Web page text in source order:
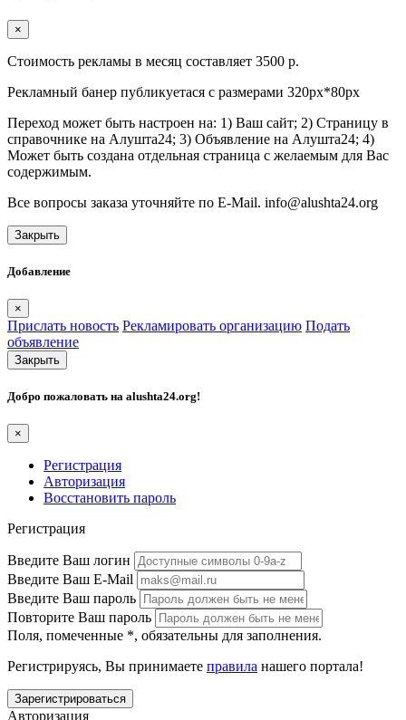
×
Стоимость рекламы в месяц составляет 3500 р.
Рекламный банер публикуетася с размерами 320px*80px
Переход может быть настроен на: 1) Ваш сайт; 2) Страницу в
справочнике на Алушта24; 3) Объявление на Алушта24; 4)
Может быть создана отдельная страница с желаемым для Вас
содержимым.
Все вопросы заказа уточняйте по E-Mail. info@alushta24.org
Закрыть
Добавление
×
Прислать новость Рекламировать организацию Подать
объявление
Закрыть
Добро пожаловать на alushta24.org!
×
Регистрация
Авторизация
Восстановить пароль
Регистрация
Введите Ваш логин
Введите Ваш E-Mail
Введите Ваш пароль
Повторите Ваш пароль
Поля, помеченные *, обязательны для заполнения.
Регистрируясь, Вы принимаете правила нашего портала!
Авторизация